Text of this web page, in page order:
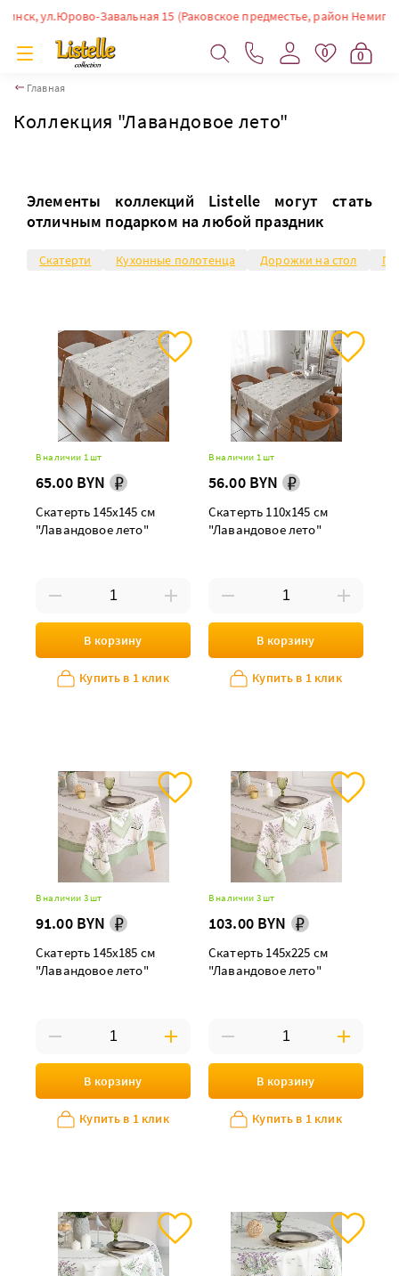
ул.Юрово-Завальная 15 (Раковское предместье, район Немиги).
0 0
Главная
Коллекция "Лавандовое лето"
Элементы коллекций Listelle могут стать
отличным подарком на любой праздник
Скатерти Кухонные полотенца Дорожки на стол
В наличии 1 шт
65.00 BYN
Скатерть 145х145 см
"Лавандовое лето"
В корзину
Купить в 1 клик
В наличии 1 шт
56.00 BYN
Скатерть 110х145 см
"Лавандовое лето"
В корзину
Купить в 1 клик
В наличии 3 шт
91.00 BYN
Скатерть 145х185 см
"Лавандовое лето"
В корзину
Купить в 1 клик
В наличии 3 шт
103.00 BYN
Скатерть 145х225 см
"Лавандовое лето"
В корзину
Купить в 1 клик